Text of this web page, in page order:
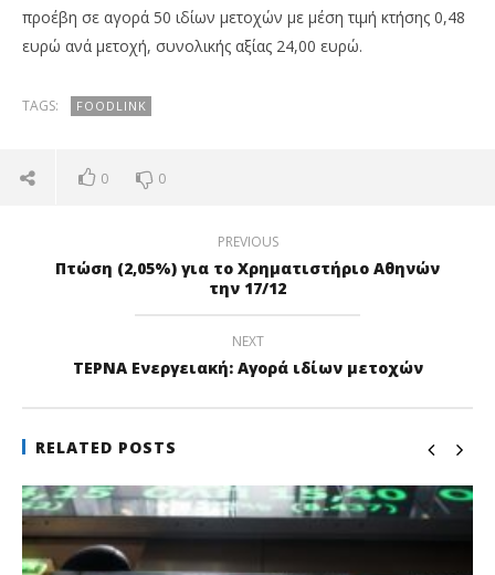
προέβη σε αγορά 50 ιδίων μετοχών με μέση τιμή κτήσης 0,48
ευρώ ανά μετοχή, συνολικής αξίας 24,00 ευρώ.
TAGS: FOODLINK
0 0
PREVIOUS
Πτώση (2,05%) για το Χρηματιστήριο Αθηνών
την 17/12
NEXT
ΤΕΡΝΑ Ενεργειακή: Αγορά ιδίων μετοχών
RELATED POSTS